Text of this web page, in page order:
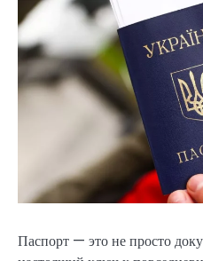
Паспорт — это не просто